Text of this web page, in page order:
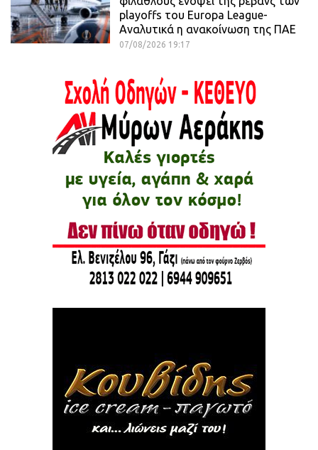
playoffs του Europa League-
Αναλυτικά η ανακοίνωση της ΠΑΕ
07/08/2026 19:17